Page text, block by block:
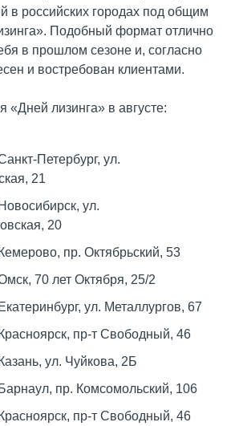
в российских городах под общим
Подобный формат отлично
в прошлом сезоне и, согласно
и востребован клиентами.
«Дней лизинга» в августе:
Петербург, ул.
21
ул.
20
пр. Октябрьский, 53
70 лет Октября, 25/2
ул. Металлургов, 67
пр-т Свободный, 46
ул. Чуйкова, 2Б
пр. Комсомольский, 106
пр-т Свободный, 46